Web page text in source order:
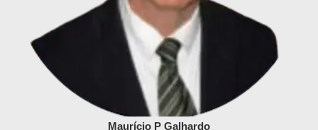
Maurício P Galhardo